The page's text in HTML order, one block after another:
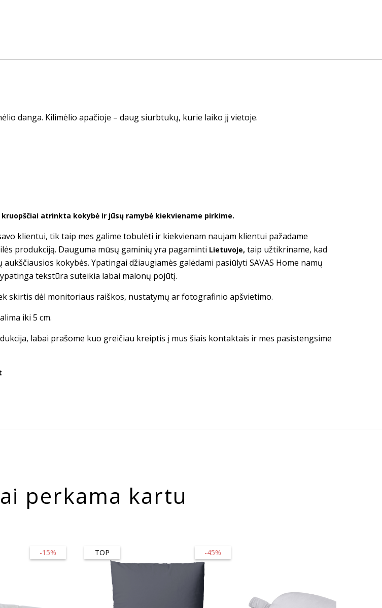
danga. Kilimėlio apačioje – daug siurbtukų, kurie laiko jį vietoje.
atrinkta kokybė ir jūsų ramybė kiekviename pirkime.
klientui, tik taip mes galime tobulėti ir kiekvienam naujam klientui pažadame
produkciją. Dauguma mūsų gaminių yra pagaminti Lietuvoje, taip užtikriname, kad
kokybės. Ypatingai džiaugiamės galėdami pasiūlyti SAVAS Home namų
tekstūra suteikia labai malonų pojūtį.
skirtis dėl monitoriaus raiškos, nustatymų ar fotografinio apšvietimo.
iki 5 cm.
labai prašome kuo greičiau kreiptis į mus šiais kontaktais ir mes pasistengsime
perkama kartu
-15% -45%
TOP